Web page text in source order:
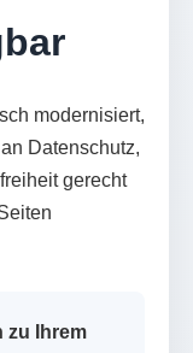
modernisiert,
Datenschutz,
gerecht
zu Ihrem